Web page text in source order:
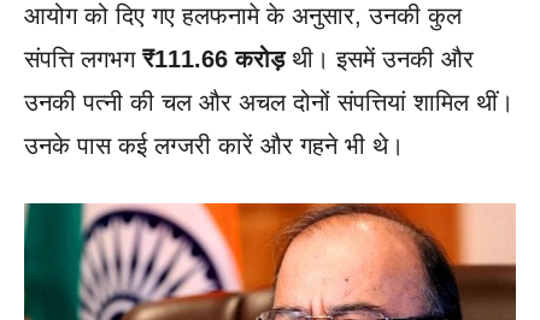
आयोग को दिए गए हलफनामे के अनुसार, उनकी कुल
संपत्ति लगभग ₹111.66 करोड़थी। इसमें उनकी और
उनकी पत्नी की चल और अचल दोनों संपत्तियां शामिल थीं।
उनके पास कई लग्जरी कारें और गहने भी थे।